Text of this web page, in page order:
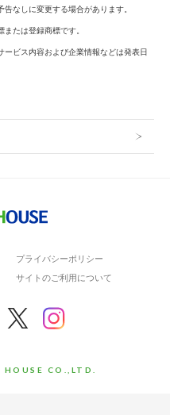
なしに変更する場合があります。
たは登録商標です。
ビス内容および企業情報などは発表日
プライバシーポリシー
サイトのご利用について
CO.,LTD.